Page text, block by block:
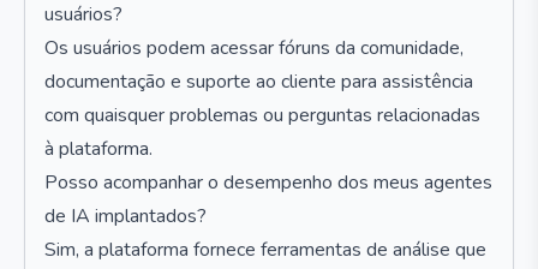
usuários?
Os usuários podem acessar fóruns da comunidade,
documentação e suporte ao cliente para assistência
com quaisquer problemas ou perguntas relacionadas
à plataforma.
Posso acompanhar o desempenho dos meus agentes
de IA implantados?
Sim, a plataforma fornece ferramentas de análise que